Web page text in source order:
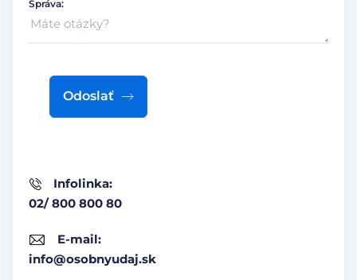
Infolinka:
02/ 800 800 80
E-mail:
info@osobnyudaj.sk
Správa:
Odoslať